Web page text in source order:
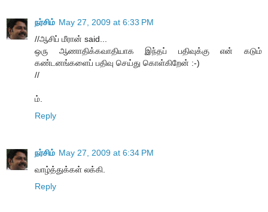
நர்சிம் May 27, 2009 at 6:33 PM
//ஆசிப் மீரான் said...
ஒரு ஆணாதிக்கவாதியாக இந்தப் பதிவுக்கு என் கடும்
கண்டனங்களைப் பதிவு செய்து கொள்கிறேன் :-)
//
ம்.
Reply
நர்சிம் May 27, 2009 at 6:34 PM
வாழ்த்துக்கள் லக்கி.
Reply